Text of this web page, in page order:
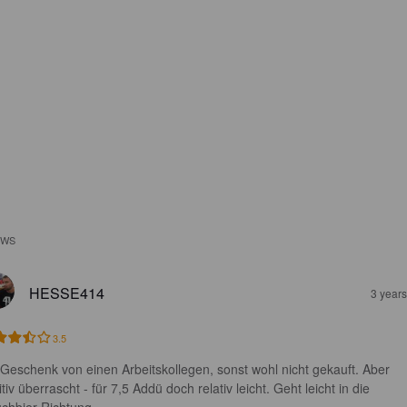
HESSE414 3
3.5
von einen Arbeitskollegen, sonst wohl nicht gekauft. Aber
überrascht - für 7,5 Addü doch relativ leicht. Geht leicht in die